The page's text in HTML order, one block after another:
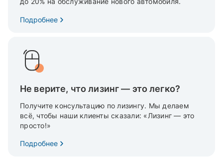
Подробнее
Не верите, что лизинг — это легко?
Получите консультацию по лизингу. Мы делаем
всё, чтобы наши клиенты сказали: «Лизинг — это
просто!»
Подробнее